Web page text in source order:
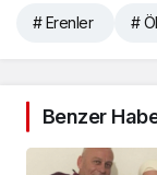
# Erenler #
Benzer